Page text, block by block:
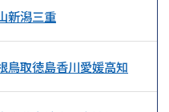
新潟三重
鳥取徳島香川愛媛高知